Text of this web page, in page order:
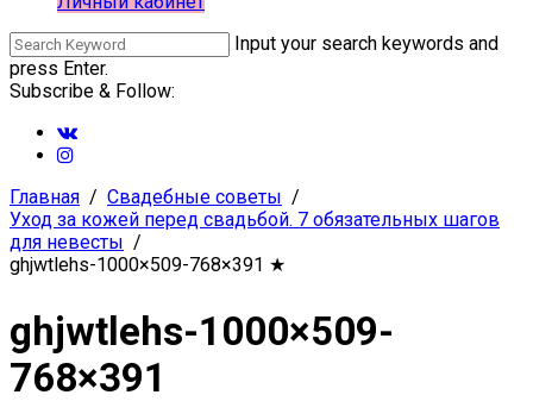
Input your search keywords and
press Enter.
Subscribe & Follow:
Главная
Свадебные советы
Уход за кожей перед свадьбой. 7 обязательных шагов
для невесты
ghjwtlehs-1000×509-768×391 ★
ghjwtlehs-1000×509-
768×391